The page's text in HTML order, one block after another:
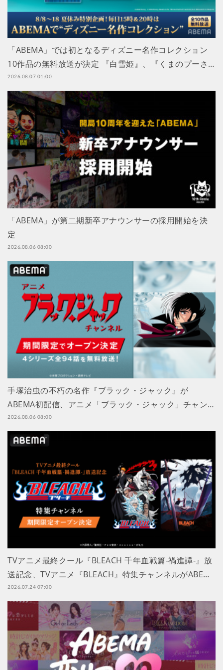
「ABEMA」では初となるディズニー名作コレクション
10作品の無料放送が決定 『白雪姫』、『くまのプーさ…
2026.08.07 01:00
「ABEMA」が第二期新卒アナウンサーの採用開始を決
定
2026.08.06 08:00
手塚治虫の不朽の名作『ブラック・ジャック』が
ABEMA初配信、アニメ「ブラック・ジャック」チャン…
2026.08.06 08:00
TVアニメ最終クール『BLEACH 千年血戦篇-禍進譚-』放
送記念、TVアニメ『BLEACH』特集チャンネルがABE…
2026.07.24 07:00